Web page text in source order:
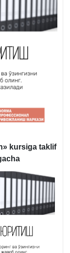
kursiga taklif